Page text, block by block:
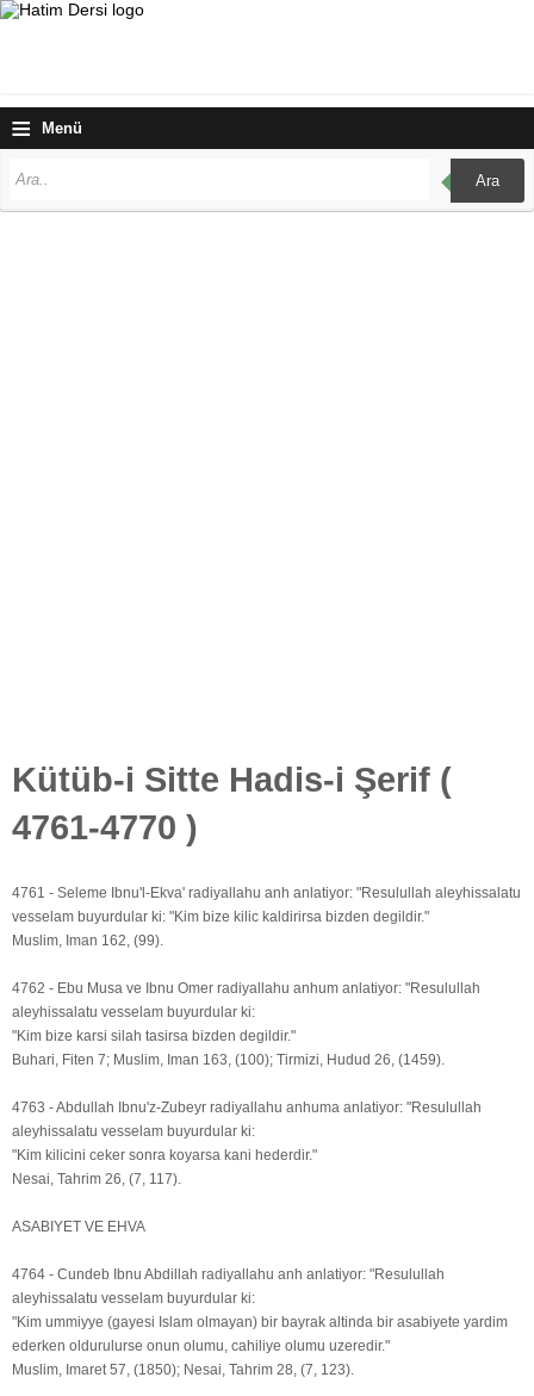
≡ Menü
Ara
Kütüb-i Sitte Hadis-i Şerif (
4761-4770 )
4761 - Seleme Ibnu'l-Ekva' radiyallahu anh anlatiyor: "Resulullah aleyhissalatu
vesselam buyurdular ki: "Kim bize kilic kaldirirsa bizden degildir."
Muslim, Iman 162, (99).
4762 - Ebu Musa ve Ibnu Omer radiyallahu anhum anlatiyor: "Resulullah
aleyhissalatu vesselam buyurdular ki:
"Kim bize karsi silah tasirsa bizden degildir."
Buhari, Fiten 7; Muslim, Iman 163, (100); Tirmizi, Hudud 26, (1459).
4763 - Abdullah Ibnu'z-Zubeyr radiyallahu anhuma anlatiyor: "Resulullah
aleyhissalatu vesselam buyurdular ki:
"Kim kilicini ceker sonra koyarsa kani hederdir."
Nesai, Tahrim 26, (7, 117).
ASABIYET VE EHVA
4764 - Cundeb Ibnu Abdillah radiyallahu anh anlatiyor: "Resulullah
aleyhissalatu vesselam buyurdular ki:
"Kim ummiyye (gayesi Islam olmayan) bir bayrak altinda bir asabiyete yardim
ederken oldurulurse onun olumu, cahiliye olumu uzeredir."
Muslim, Imaret 57, (1850); Nesai, Tahrim 28, (7, 123).